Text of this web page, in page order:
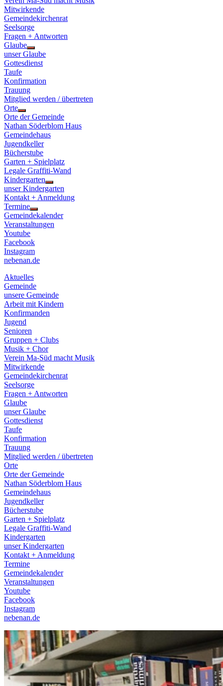
Mitwirkende
Gemeindekirchenrat
Seelsorge
Fragen + Antworten
Glaube
Show
sub
menu
unser Glaube
Gottesdienst
Taufe
Konfirmation
Trauung
Mitglied werden / übertreten
Orte
Show
sub
menu
Orte der Gemeinde
Nathan Söderblom Haus
Gemeindehaus
Jugendkeller
Bücherstube
Garten + Spielplatz
Legale Graffiti-Wand
Kindergarten
Show
sub
menu
unser Kindergarten
Kontakt + Anmeldung
Termine
Show
sub
menu
Gemeindekalender
Veranstaltungen
Youtube
Facebook
Instagram
nebenan.de
Aktuelles
Gemeinde
unsere Gemeinde
Arbeit mit Kindern
Konfirmanden
Jugend
Senioren
Gruppen + Clubs
Musik + Chor
Verein Ma-Süd macht Musik
Mitwirkende
Gemeindekirchenrat
Seelsorge
Fragen + Antworten
Glaube
unser Glaube
Gottesdienst
Taufe
Konfirmation
Trauung
Mitglied werden / übertreten
Orte
Orte der Gemeinde
Nathan Söderblom Haus
Gemeindehaus
Jugendkeller
Bücherstube
Garten + Spielplatz
Legale Graffiti-Wand
Kindergarten
unser Kindergarten
Kontakt + Anmeldung
Termine
Gemeindekalender
Veranstaltungen
Youtube
Facebook
Instagram
nebenan.de